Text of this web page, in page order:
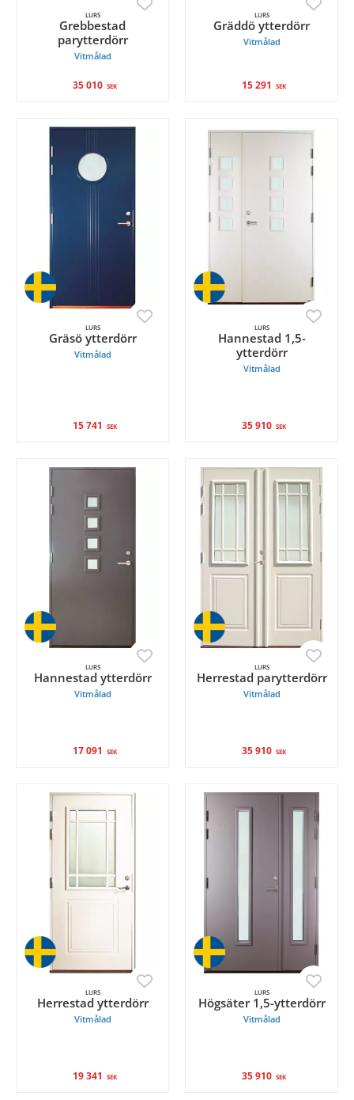
LURS
Grebbestad
parytterdörr
Vitmålad
35 010 SEK
LURS
Gräddö ytterdörr
Vitmålad
15 291 SEK
LURS
Gräsö ytterdörr
Vitmålad
15 741 SEK
LURS
Hannestad 1,5-
ytterdörr
Vitmålad
35 910 SEK
LURS
Hannestad ytterdörr
Vitmålad
17 091 SEK
LURS
Herrestad parytterdörr
Vitmålad
35 910 SEK
LURS
Herrestad ytterdörr
Vitmålad
19 341 SEK
LURS
Högsäter 1,5-ytterdörr
Vitmålad
35 910 SEK